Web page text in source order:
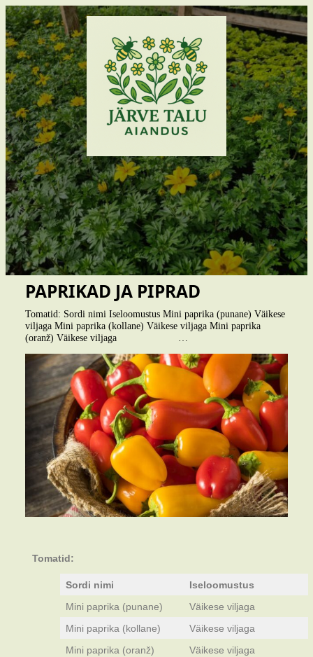
PAPRIKAD JA PIPRAD
Tomatid: Sordi nimi Iseloomustus Mini paprika (punane) Väikese
viljaga Mini paprika (kollane) Väikese viljaga Mini paprika
(oranž) Väikese viljaga …
Tomatid:
Sordi nimi
Iseloomustus
Mini paprika (punane)
Väikese viljaga
Mini paprika (kollane)
Väikese viljaga
Mini paprika (oranž)
Väikese viljaga